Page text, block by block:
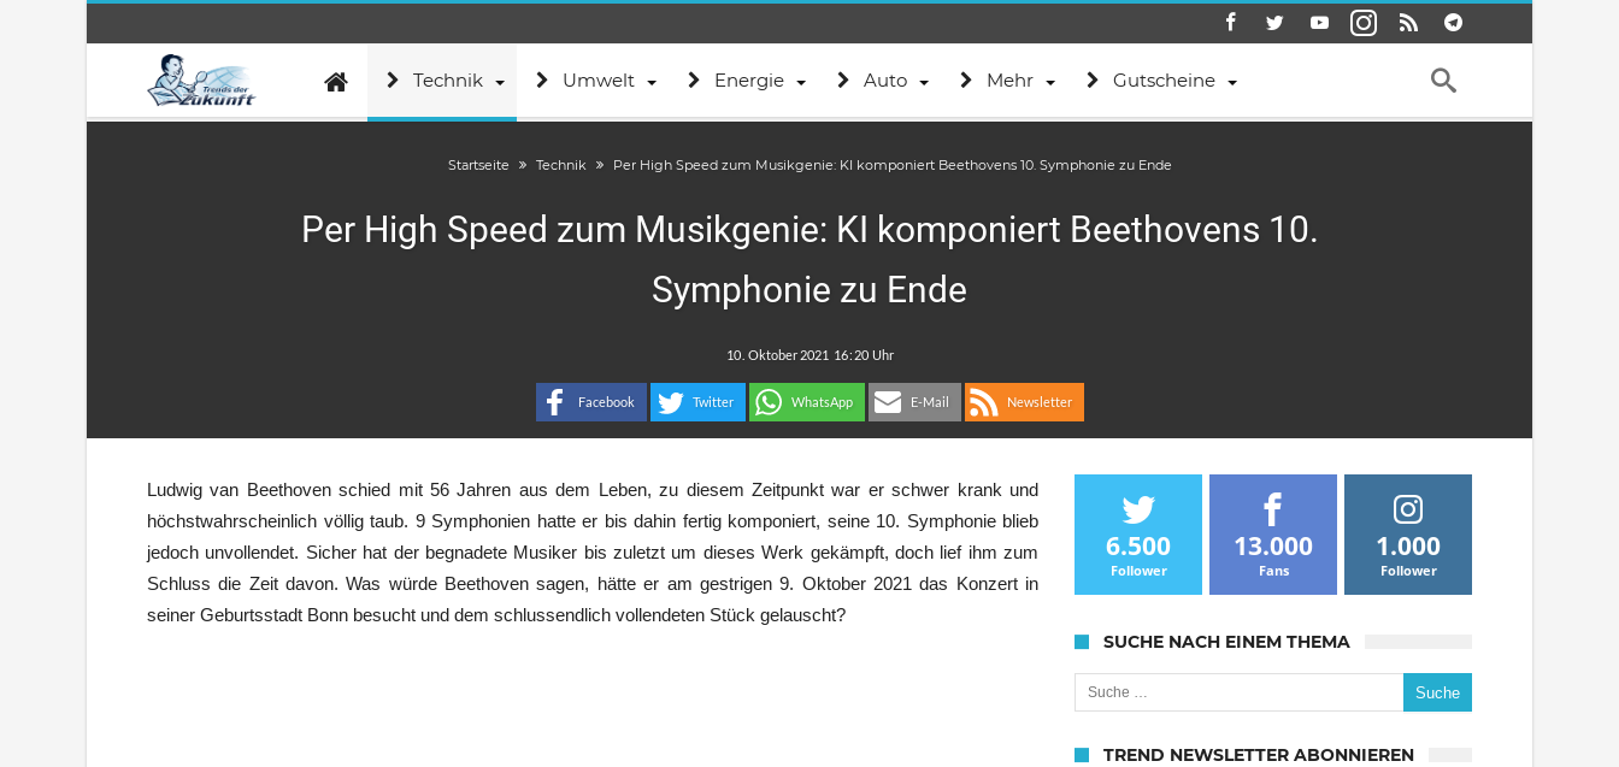
Technik Umwelt Energie Auto Mehr Gutscheine
Startseite Technik Per High Speed zum Musikgenie: KI komponiert Beethovens 10. Symphonie zu Ende
Per High Speed zum Musikgenie: KI komponiert Beethovens 10.
Symphonie zu Ende
:
Facebook Twitter WhatsApp E-Mail Newsletter
Ludwig van Beethoven schied mit 56 Jahren aus dem Leben, zu diesem Zeitpunkt war er schwer krank und
höchstwahrscheinlich völlig taub. 9 Symphonien hatte er bis dahin fertig komponiert, seine 10. Symphonie blieb
jedoch unvollendet. Sicher hat der begnadete Musiker bis zuletzt um dieses Werk gekämpft, doch lief ihm zum
Schluss die Zeit davon. Was würde Beethoven sagen, hätte er am gestrigen 9. Oktober 2021 das Konzert in
seiner Geburtsstadt Bonn besucht und dem schlussendlich vollendeten Stück gelauscht?
6.500
Follower
13.000
Fans
1.000
Follower
SUCHE NACH EINEM THEMA
Suche nach:
TREND NEWSLETTER ABONNIEREN